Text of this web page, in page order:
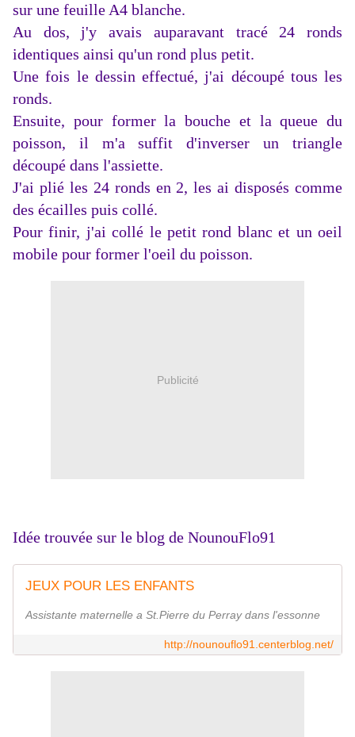
sur une feuille A4 blanche.
Au dos, j'y avais auparavant tracé 24 ronds
identiques ainsi qu'un rond plus petit.
Une fois le dessin effectué, j'ai découpé tous les
ronds.
Ensuite, pour former la bouche et la queue du
poisson, il m'a suffit d'inverser un triangle
découpé dans l'assiette.
J'ai plié les 24 ronds en 2, les ai disposés comme
des écailles puis collé.
Pour finir, j'ai collé le petit rond blanc et un oeil
mobile pour former l'oeil du poisson.
Publicité
Idée trouvée sur le blog de NounouFlo91
JEUX POUR LES ENFANTS
Assistante maternelle a St.Pierre du Perray dans l'essonne
http://nounouflo91.centerblog.net/